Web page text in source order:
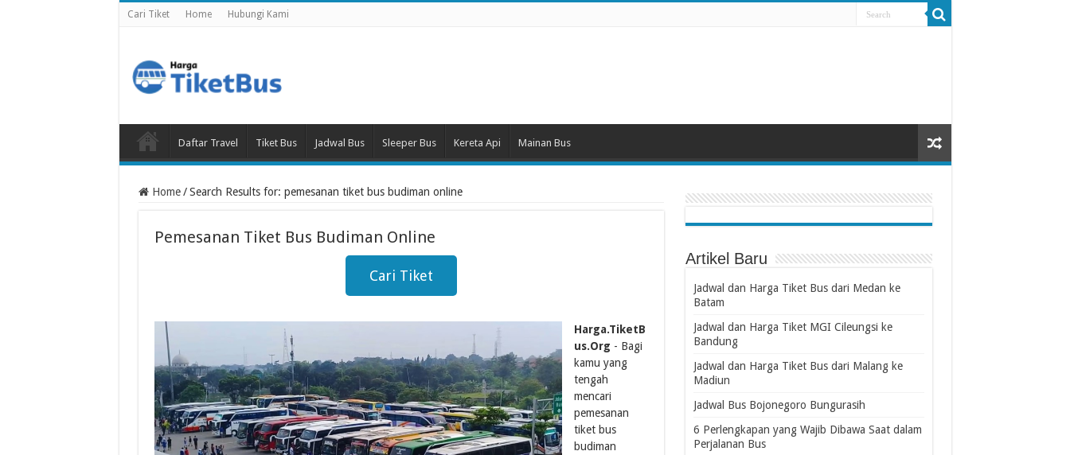
Cari Tiket Home Hubungi Kami
Daftar Travel Tiket Bus Jadwal Bus Sleeper Bus Kereta Api Mainan Bus
Home / Search Results for: pemesanan tiket bus budiman online
Pemesanan Tiket Bus Budiman Online
Cari Tiket
Harga.TiketB
us.Org - Bagi
kamu yang
tengah
mencari
pemesanan
tiket bus
budiman
Artikel Baru
Jadwal dan Harga Tiket Bus dari Medan ke
Batam
Jadwal dan Harga Tiket MGI Cileungsi ke
Bandung
Jadwal dan Harga Tiket Bus dari Malang ke
Madiun
Jadwal Bus Bojonegoro Bungurasih
6 Perlengkapan yang Wajib Dibawa Saat dalam
Perjalanan Bus